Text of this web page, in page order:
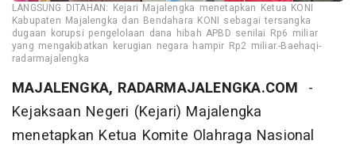
LANGSUNG DITAHAN: Kejari Majalengka menetapkan Ketua KONI
Kabupaten Majalengka dan Bendahara KONI sebagai tersangka
dugaan korupsi pengelolaan dana hibah APBD senilai Rp6 miliar
yang mengakibatkan kerugian negara hampir Rp2 miliar.-Baehaqi-
radarmajalengka
MAJALENGKA, RADARMAJALENGKA.COM -
Kejaksaan Negeri (Kejari) Majalengka
menetapkan Ketua Komite Olahraga Nasional